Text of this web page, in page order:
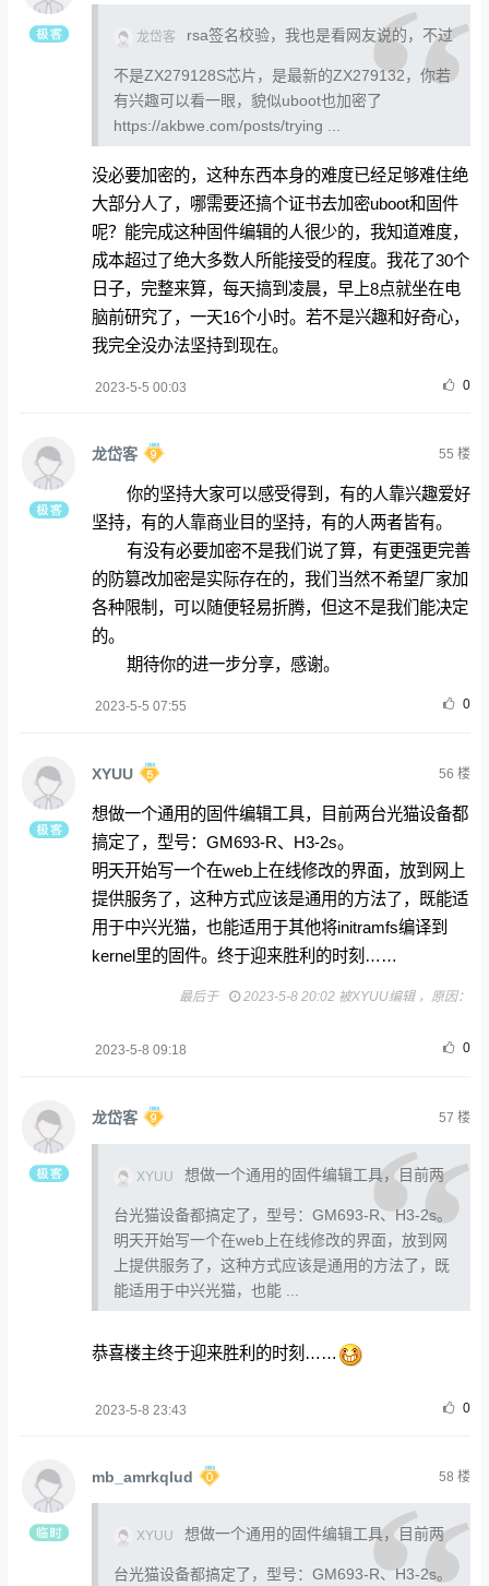
龙岱客 rsa签名校验，我也是看网友说的，不过
不是ZX279128S芯片，是最新的ZX279132，你若
有兴趣可以看一眼，貌似uboot也加密了
https://akbwe.com/posts/trying
没必要加密的，这种东西本身的难度已经足够难住绝
大部分人了，哪需要还搞个证书去加密uboot和固件
呢？能完成这种固件编辑的人很少的，我知道难度，
成本超过了绝大多数人所能接受的程度。我花了30个
日子，完整来算，每天搞到凌晨，早上8点就坐在电
脑前研究了，一天16个小时。若不是兴趣和好奇心，
我完全没办法坚持到现在。
2023-5-5 00:03 0
龙岱客 55 楼
你的坚持大家可以感受得到，有的人靠兴趣爱好
坚持，有的人靠商业目的坚持，有的人两者皆有。
有没有必要加密不是我们说了算，有更强更完善
的防篡改加密是实际存在的，我们当然不希望厂家加
各种限制，可以随便轻易折腾，但这不是我们能决定
的。
期待你的进一步分享，感谢。
2023-5-5 07:55 0
XYUU 56 楼
想做一个通用的固件编辑工具，目前两台光猫设备都
搞定了，型号：GM693-R、 H3-2s。
明天开始写一个在web上在线修改的界面，放到网上
提供服务了，这种方式应该是通用的方法了，既能适
用于中兴光猫，也能适用于其他将initramfs编译到
kernel里的固件。终于迎来胜利的时刻……
最后于 2023-5-8 20:02 被XYUU编辑 ，原因：
2023-5-8 09:18 0
龙岱客 57 楼
XYUU 想做一个通用的固件编辑工具，目前两
台光猫设备都搞定了，型号：GM693-R、H3-2s。
明天开始写一个在web上在线修改的界面，放到网
上提供服务了，这种方式应该是通用的方法了，既
能适用于中兴光猫，也能 ...
恭喜楼主终于迎来胜利的时刻……
2023-5-8 23:43 0
mb_amrkqlud 58 楼
XYUU 想做一个通用的固件编辑工具，目前两
台光猫设备都搞定了，型号：GM693-R、H3-2s。